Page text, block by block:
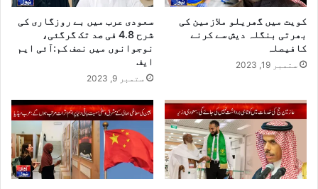
کویت میں گھریلو ملازمین کی
بھرتی بنگلہ دیش سے کرنے
کافیصلہ
ستمبر 19, 2023
سعودی عرب میں بے روزگاری کی
شرح 4.8 فی صد تک گرگئی،
نوجوانوں میں نصف کم:آئی ایم
ایف
ستمبر 9, 2023